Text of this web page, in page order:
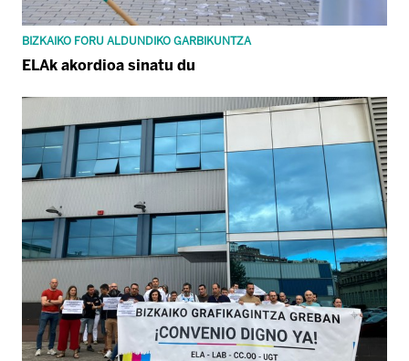
BIZKAIKO FORU ALDUNDIKO GARBIKUNTZA
ELAk akordioa sinatu du